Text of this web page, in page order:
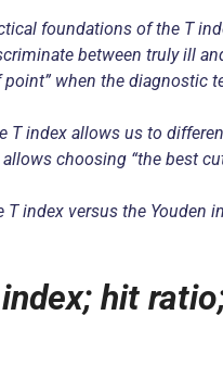
foundations of the T
between truly ill
when the
T index allows us to
choosing “the best
index versus the Youden
hit